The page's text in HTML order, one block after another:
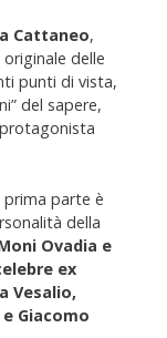
Cattaneo,
delle
punti di vista,
del sapere,
parte è
della
Ovadia e
ex
Vesalio,
Giacomo